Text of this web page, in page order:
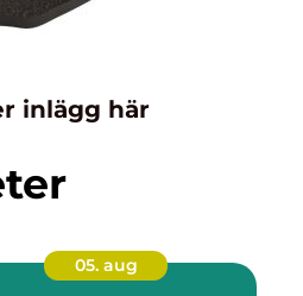
inlägg här
05. aug